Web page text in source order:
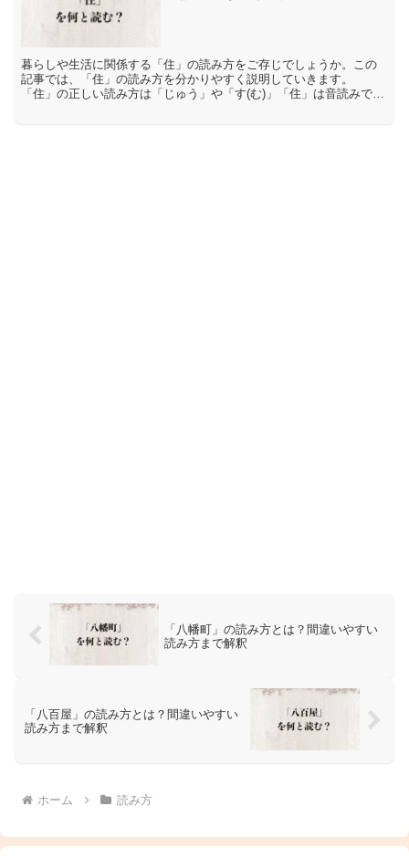
暮らしや生活に関係する「住」の読み方をご存じでしょうか。この
記事では、「住」の読み方を分かりやすく説明していきます。
「住」の正しい読み方は「じゅう」や「す(む)」「住」は音読みで
「八幡町」の読み方とは？間違いやすい
読み方まで解釈
「八百屋」の読み方とは？間違いやすい
読み方まで解釈
ホーム 読み方